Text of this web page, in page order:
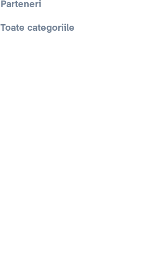
Parteneri
Toate categoriile